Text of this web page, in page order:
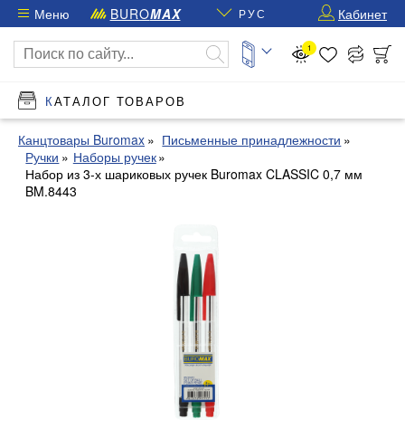
Меню BUROMAX РУС Кабинет
1
КАТАЛОГ ТОВАРОВ
Канцтовары Buromax
Письменные принадлежности
Ручки
Наборы ручек
Набор из 3-х шариковых ручек Buromax CLASSIC 0,7 мм
BM.8443